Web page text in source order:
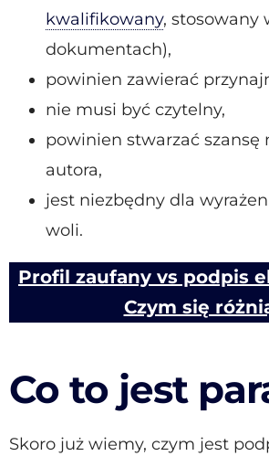
kwalifikowany, stosowany
dokumentach),
powinien zawierać
nie musi być czytelny,
powinien stwarzać szansę
autora,
jest niezbędny dla
woli.
Profil zaufany vs podpis
Czym się
Co to jest
Skoro już wiemy, czym jest